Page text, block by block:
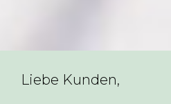
Liebe Kunden,